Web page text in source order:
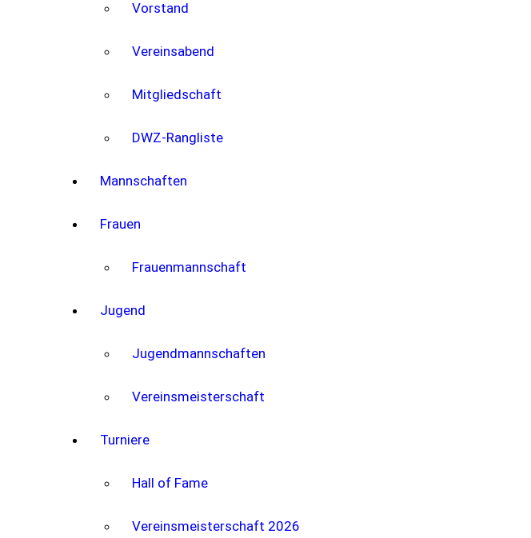
Vorstand
Vereinsabend
Mitgliedschaft
DWZ-Rangliste
Mannschaften
Frauen
Frauenmannschaft
Jugend
Jugendmannschaften
Vereinsmeisterschaft
Turniere
Hall of Fame
Vereinsmeisterschaft 2026